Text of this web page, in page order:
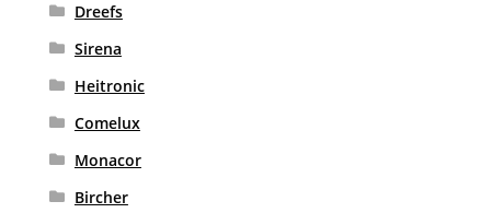
Dreefs
Sirena
Heitronic
Comelux
Monacor
Bircher